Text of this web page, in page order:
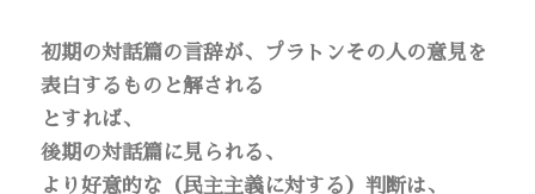
初期の対話篇の言辞が、プラトンその人の意見を
表白するものと解される
とすれば、
後期の対話篇に見られる、
より好意的な（民主主義に対する）判断は、